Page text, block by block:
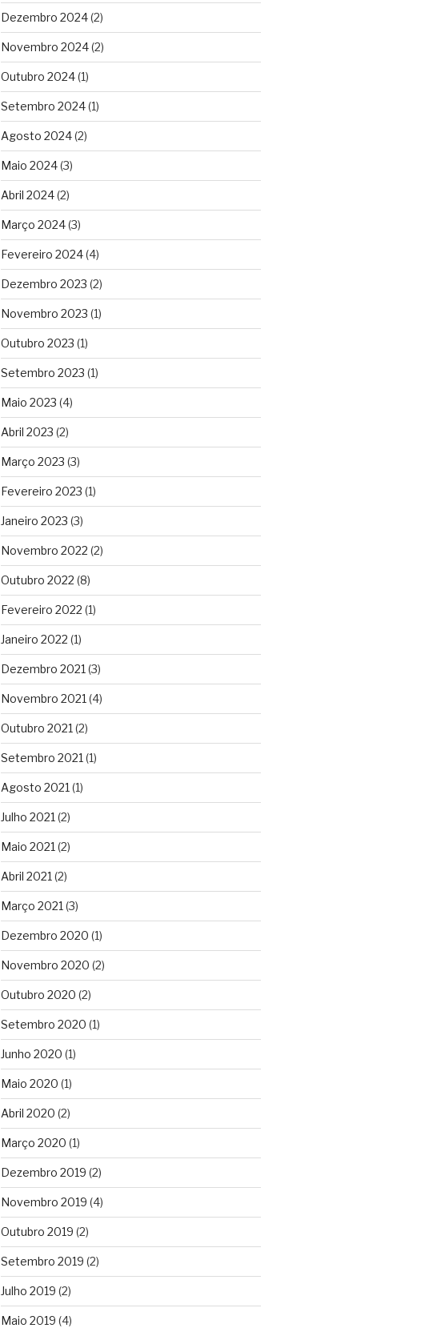
Dezembro 2024(2)
Novembro 2024(2)
Outubro 2024(1)
Setembro 2024(1)
Agosto 2024(2)
Maio 2024(3)
Abril 2024(2)
Março 2024(3)
Fevereiro 2024(4)
Dezembro 2023 (2)
Novembro 2023 (1)
Outubro 2023 (1)
Setembro 2023 (1)
Maio 2023 (4)
Abril 2023 (2)
Março 2023 (3)
Fevereiro 2023 (1)
Janeiro 2023 (3)
Novembro 2022 (2)
Outubro 2022 (8)
Fevereiro 2022 (1)
Janeiro 2022 (1)
Dezembro 2021 (3)
Novembro 2021 (4)
Outubro 2021 (2)
Setembro 2021 (1)
Agosto 2021 (1)
Julho 2021 (2)
Maio 2021 (2)
Abril 2021 (2)
Março 2021 (3)
Dezembro 2020 (1)
Novembro 2020 (2)
Outubro 2020 (2)
Setembro 2020 (1)
Junho 2020 (1)
Maio 2020 (1)
Abril 2020 (2)
Março 2020 (1)
Dezembro 2019 (2)
Novembro 2019 (4)
Outubro 2019 (2)
Setembro 2019 (2)
Julho 2019 (2)
Maio 2019 (4)